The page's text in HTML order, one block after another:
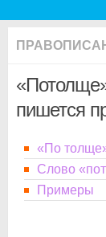
пишется
«По
Слово
Примеры